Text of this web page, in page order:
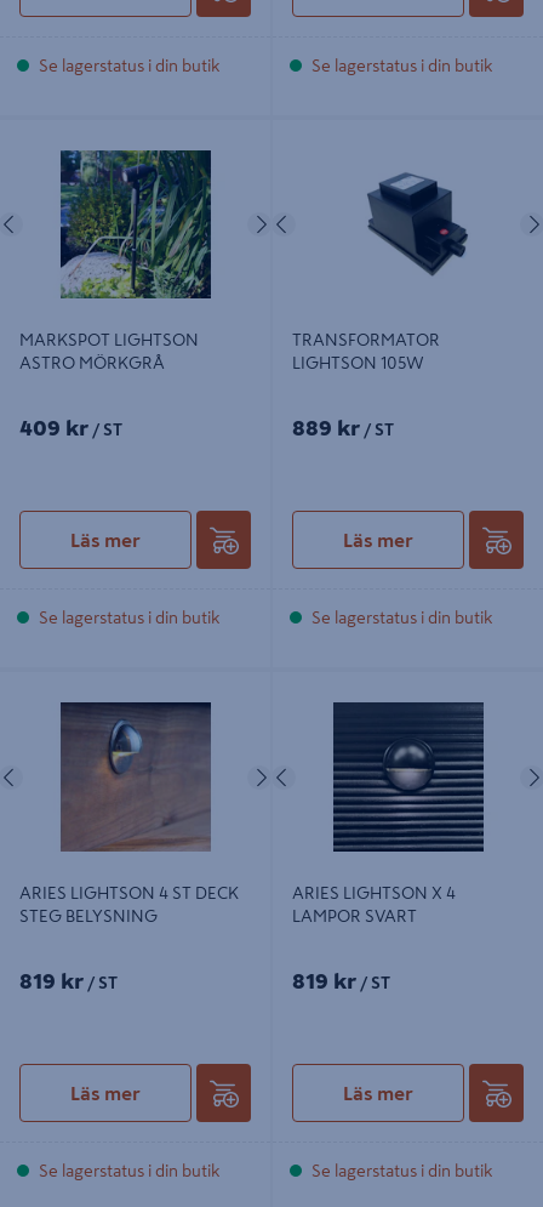
Se lagerstatus i din butik Se lagerstatus i din butik
MÖRKGRÅ
Föregående Nästa
MARKSPOT LIGHTSON
ASTRO MÖRKGRÅ
409 kr / ST
Läs mer
Se lagerstatus i din butik
Föregående
TRANSFORMATOR
LIGHTSON 105W
889 kr / ST
Läs mer
Se lagerstatus i din butik
BELYSNING
Föregående Nästa
ARIES LIGHTSON 4 ST DECK
STEG BELYSNING
819 kr / ST
Läs mer
Se lagerstatus i din butik
Föregående
ARIES LIGHTSON X 4
LAMPOR SVART
819 kr / ST
Läs mer
Se lagerstatus i din butik